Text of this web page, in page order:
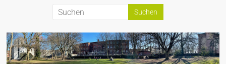
Aletta-
Haniel-
Gesamtschule